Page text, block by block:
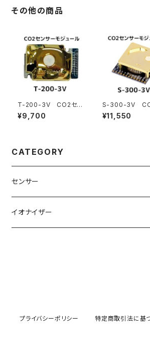
その他の商品
T-200-3V CO2セン
サーモジュール
¥9,700
S-300-3V
サーモジュール
¥11,550
CATEGORY
センサー
CO2センサー
イオナイザー
プライバシーポリシー 特定商取引法に基